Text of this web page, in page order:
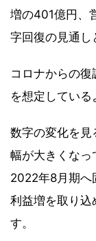
増の401億円、
字回復の見通し
コロナからの
を想定している
数字の変化を見
幅が大きくなっ
2022年8月期へ
利益増を取り込
す。